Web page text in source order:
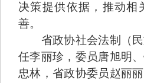
决策提供依据，推动相
善。
省政协社会法制（民
任李丽珍，委员唐旭明
忠林，省政协委员赵丽